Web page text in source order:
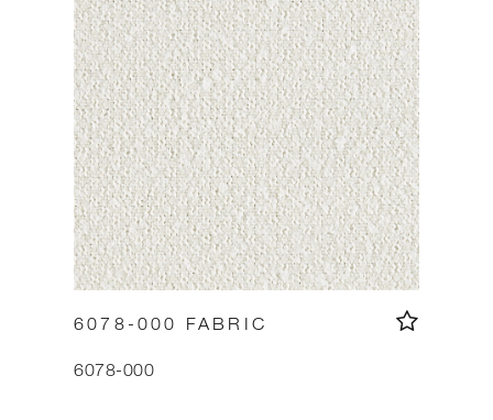
6078-000 FABRIC
6078-000